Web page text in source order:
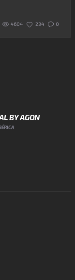
4604 234 0
BY AGON